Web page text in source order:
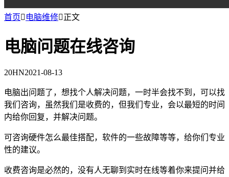
首页 电脑维修正文
电脑问题在线咨询
20HN2021-08-13
电脑出问题了，想找个人解决问题，一时半会找不到，可以找
我们咨询，虽然我们是收费的，但我们专业，会以最短的时间
内给你回复，并解决问题。
可咨询硬件怎么最佳搭配，软件的一些故障等等，给你们专业
性的建议。
收费咨询是必然的，没有人无聊到实时在线等着你来提问并给